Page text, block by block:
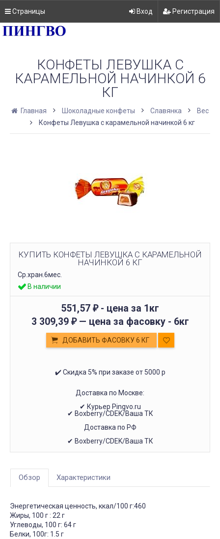
Страницы Вход Регистрация
КОНФЕТЫ ЛЕВУШКА С
КАРАМЕЛЬНОЙ НАЧИНКОЙ 6
КГ
Главная Шоколадные конфеты Славянка
Вес
Конфеты Левушка с карамельной начинкой 6 кг
КУПИТЬ КОНФЕТЫ ЛЕВУШКА С КАРАМЕЛЬНОЙ
НАЧИНКОЙ 6 КГ
Ср.хран.6мес.
В наличии
551,57 ₽- цена за 1кг
3 309,39 ₽— цена за фасовку - 6кг
ДОБАВИТЬ ФАСОВКУ 6 КГ
✔️ Скидка 5% при заказе от 5000 р
Доставка по Москве:
✔ Курьер Pingvo.ru
✔ Boxberry/CDEK/Ваша ТК
Доставка по РФ
✔ Boxberry/CDEK/Ваша ТК
Обзор Характеристики
Энергетическая ценность, ккал/100 г:460
Жиры, 100 г : 22 г
Углеводы, 100 г: 64 г
Белки, 100г: 1.5 г